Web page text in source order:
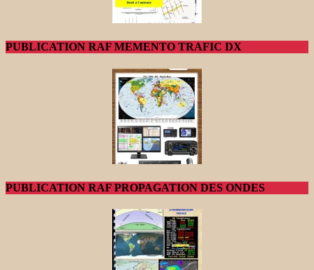
PUBLICATION RAF MEMENTO TRAFIC DX
PUBLICATION RAF PROPAGATION DES ONDES